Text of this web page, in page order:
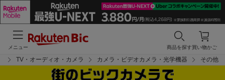
買い物かご
商品を探す
メニュー
TV・オーディオ・カメラ カメラ・ビデオカメラ・光学機器 その他